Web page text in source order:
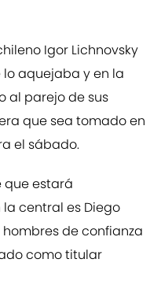
Igor Lichnovsky
aquejaba y en la
al parejo de sus
que sea tomado en
el sábado.
que estará
central es Diego
hombres de confianza
como titular